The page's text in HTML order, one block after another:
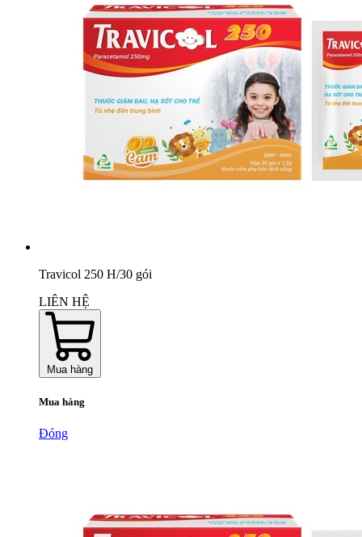
Travicol 250 H/30 gói
LIÊN HỆ
Mua hàng
Mua hàng
Đóng